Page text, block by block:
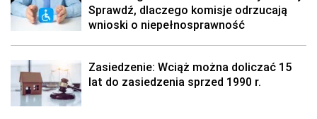
Sprawdź, dlaczego komisje odrzucają
wnioski o niepełnosprawność
Zasiedzenie: Wciąż można doliczać 15
lat do zasiedzenia sprzed 1990 r.